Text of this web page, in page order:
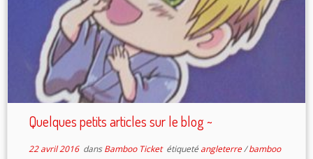
Quelques petits articles sur le blog ~
22 avril 2016dansBamboo Ticket étiqueté angleterre/bamboo